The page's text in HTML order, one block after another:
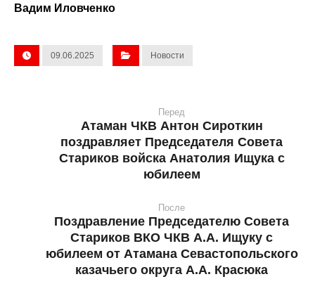
Вадим Иловченко
09.06.2025 Новости
Перед
Атаман ЧКВ Антон Сироткин
поздравляет Председателя Совета
Стариков войска Анатолия Ищука с
юбилеем
После
Поздравление Председателю Совета
Стариков ВКО ЧКВ А.А. Ищуку с
юбилеем от Атамана Севастопольского
казачьего округа А.А. Красюка